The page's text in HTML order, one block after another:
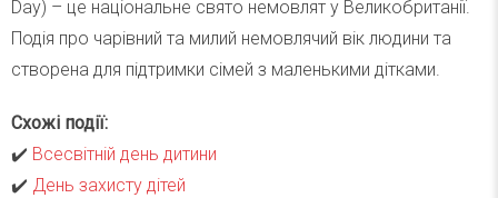
Day) – це національне свято немовлят у Великобританії.
Подія про чарівний та милий немовлячий вік людини та
створена для підтримки сімей з маленькими дітками.
Схожі події:
✔️ Всесвітній день дитини
✔️ День захисту дітей